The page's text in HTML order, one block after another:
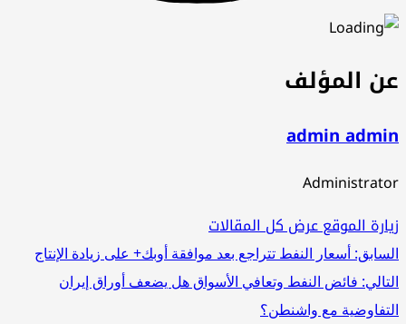
عن المؤلف
admin admin
Administrator
زيارة الموقععرض كل المقالات
تصفّح
المقالات
السابق: أسعار النفط تتراجع بعد موافقة أوبك+ على زيادة الإنتاج
التالي: فائض النفط وتعافي الأسواق هل يضعف أوراق إيران
التفاوضية مع واشنطن؟